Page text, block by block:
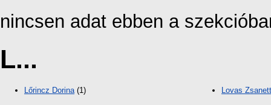
nincsen adat ebben a
L...
Lőrincz Dorina (1) Lovas Zsanett